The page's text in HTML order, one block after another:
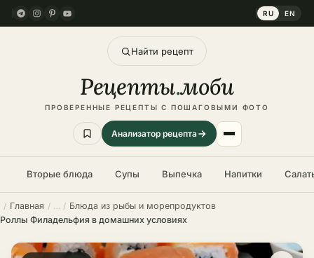
RU EN
Найти рецепт
Рецепты.моби
ПРОВЕРЕННЫЕ РЕЦЕПТЫ С ПОШАГОВЫМИ ФОТО
Анализатор рецепта
Вторые блюда Супы Выпечка Напитки
Главная
Блюда из рыбы и морепродуктов
Роллы Филадельфия в домашних условиях